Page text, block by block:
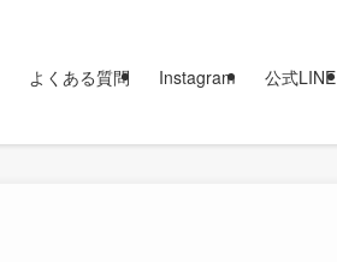
よくある質問 Instagram 公式LINE